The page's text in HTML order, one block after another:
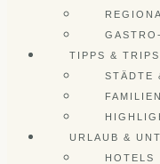
TIPPS & TRIPS
STÄDTE
URLAUB &
HOTELS